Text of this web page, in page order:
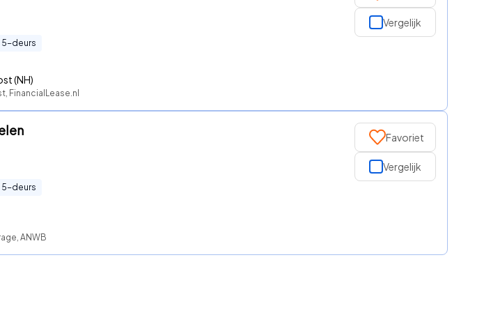
5-deurs
(NH)
FinancialLease.nl
Vergelijk
5-deurs
ANWB
Favoriet
Vergelijk